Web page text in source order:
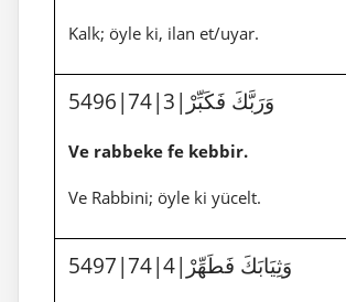
Kalk; öyle ki, ilan et/uyar.
5496|74|3|وَرَبَّكَ فَكَبِّرْ
Ve rabbeke fe kebbir.
Ve Rabbini; öyle ki yücelt.
5497|74|4|وَثِيَابَكَ فَطَهِّرْ